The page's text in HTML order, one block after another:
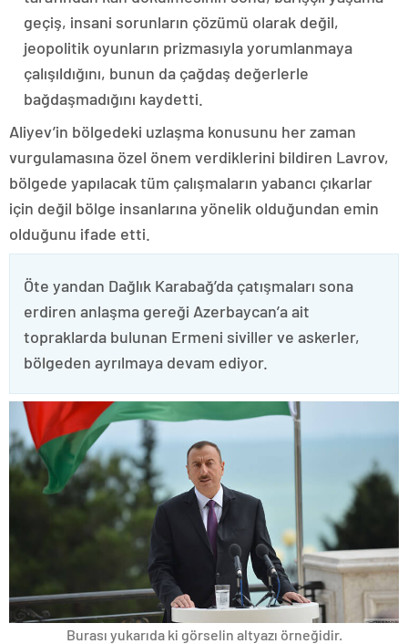
geçiş, insani sorunların çözümü olarak değil,
jeopolitik oyunların prizmasıyla yorumlanmaya
çalışıldığını, bunun da çağdaş değerlerle
bağdaşmadığını kaydetti.
Aliyev’in bölgedeki uzlaşma konusunu her zaman
vurgulamasına özel önem verdiklerini bildiren Lavrov,
bölgede yapılacak tüm çalışmaların yabancı çıkarlar
için değil bölge insanlarına yönelik olduğundan emin
olduğunu ifade etti.
Öte yandan Dağlık Karabağ’da çatışmaları sona
erdiren anlaşma gereği Azerbaycan’a ait
topraklarda bulunan Ermeni siviller ve askerler,
bölgeden ayrılmaya devam ediyor.
Burası yukarıda ki görselin altyazı örneğidir.